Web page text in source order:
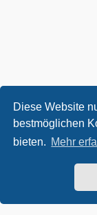
Diese Website
bestmöglichen
bieten. Mehr